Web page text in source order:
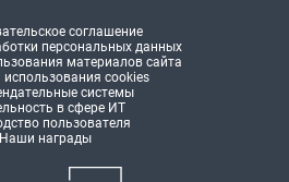
соглашение
персональных данных
материалов сайта
использования cookies
системы
в сфере ИТ
пользователя
Наши награды